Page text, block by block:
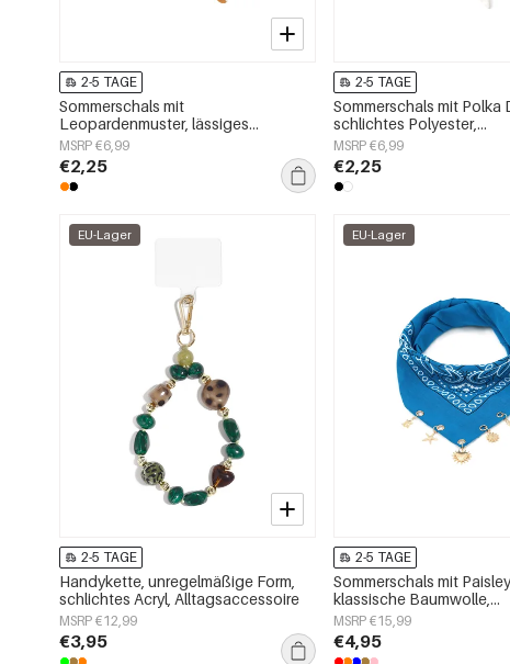
2-5 TAGE
Sommerschals mit
Leopardenmuster, lässiges
Polyester, Alltagsaccessoires
MSRP €6,99
€2,25
2-5 TAGE
Sommerschals mit Polka
schlichtes Polyester,
Alltagsaccessoires
MSRP €6,99
€2,25
EU-Lager
2-5 TAGE
Handykette, unregelmäßige Form,
schlichtes Acryl, Alltagsaccessoire
MSRP €12,99
€3,95
EU-Lager
2-5 TAGE
Sommerschals mit
klassische Baumwolle,
Alltagsaccessoires
MSRP €15,99
€4,95